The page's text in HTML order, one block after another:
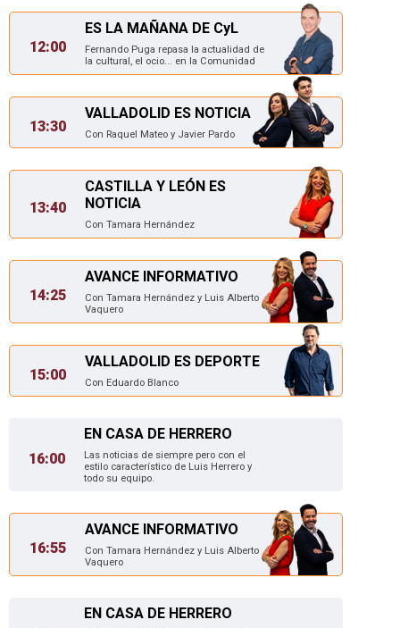
12:00
ES LA MAÑANA DE CyL
Fernando Puga repasa la actualidad de
la cultural, el ocio... en la Comunidad
13:30
VALLADOLID ES NOTICIA
Con Raquel Mateo y Javier Pardo
13:40
CASTILLA Y LEÓN ES
NOTICIA
Con Tamara Hernández
14:25
AVANCE INFORMATIVO
Con Tamara Hernández y Luis Alberto
Vaquero
15:00
VALLADOLID ES DEPORTE
Con Eduardo Blanco
16:00
EN CASA DE HERRERO
Las noticias de siempre pero con el
estilo característico de Luis Herrero y
todo su equipo.
16:55
AVANCE INFORMATIVO
Con Tamara Hernández y Luis Alberto
Vaquero
EN CASA DE HERRERO